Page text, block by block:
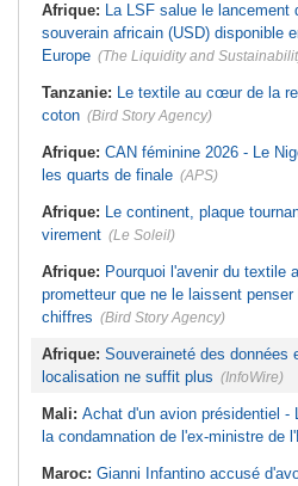
l'environnement - La Roots Wild
Foundation distinguée au Grand Prix
Nelson Mandela
Afrique: La LSF salue le lancement
souverain africain (USD) disponible
Europe (The Liquidity and
Tanzanie: Le textile au cœur de la
coton (Bird Story Agency)
Afrique: CAN féminine 2026 - Le
les quarts de finale (APS)
Afrique: Le continent, plaque
virement (Le Soleil)
Afrique: Pourquoi l'avenir du textile
prometteur que ne le laissent penser
chiffres (Bird Story Agency)
Afrique: Souveraineté des données
localisation ne suffit plus (InfoWire)
Mali: Achat d'un avion présidentiel -
la condamnation de l'ex-ministre de
Maroc: Gianni Infantino accusé